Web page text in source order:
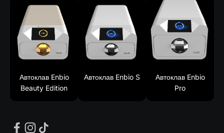
Автоклав Enbio
Beauty Edition
Автоклав Enbio S
Автоклав Enbio
Pro